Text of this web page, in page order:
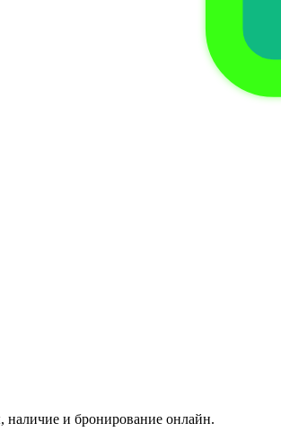
наличие и бронирование онлайн.